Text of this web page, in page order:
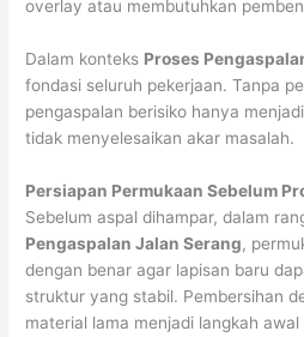
overlay atau membutuhkan
Dalam konteks Proses
fondasi seluruh pekerjaan. Tanpa
pengaspalan berisiko hanya
tidak menyelesaikan akar masalah.
Persiapan Permukaan Sebelum
Sebelum aspal dihampar, dalam
Pengaspalan Jalan Serang,
dengan benar agar lapisan baru
struktur yang stabil. Pembersihan
material lama menjadi langkah